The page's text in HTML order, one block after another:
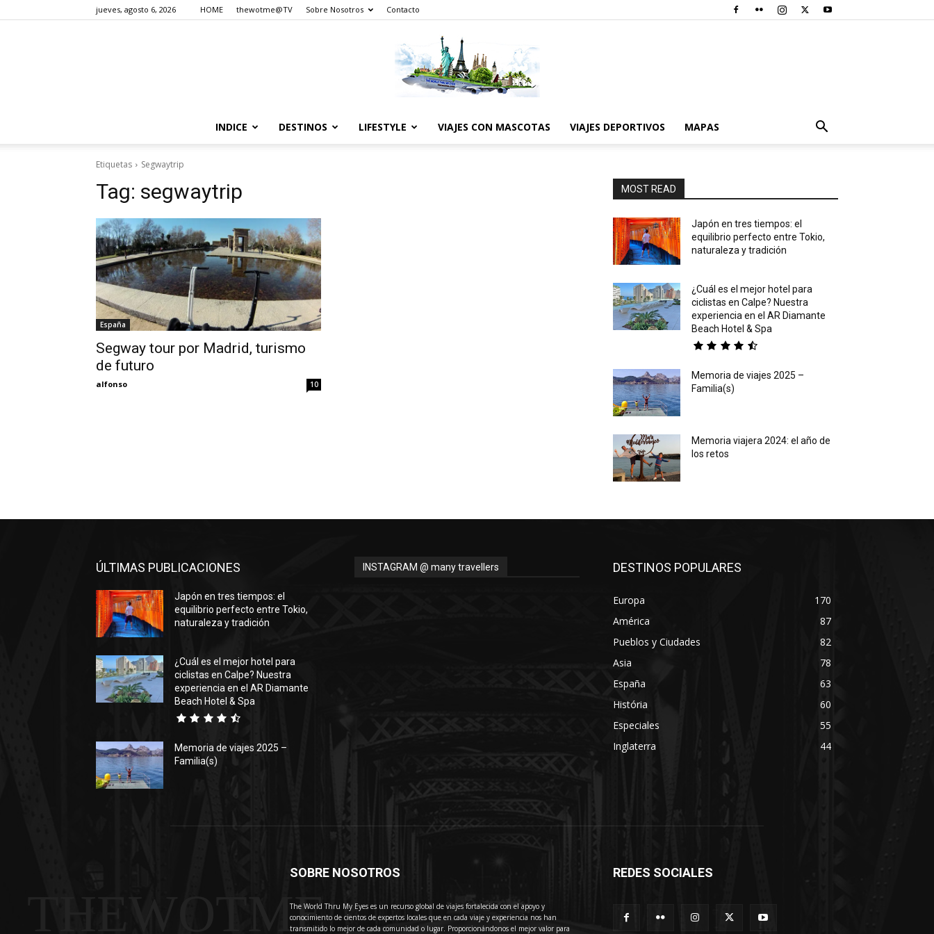
jueves, agosto 6, 2026 HOME thewotme@TV Sobre Nosotros Contacto
INDICE DESTINOS LIFESTYLE VIAJES CON MASCOTAS VIAJES DEPORTIVOS MAPAS
Etiquetas Segwaytrip
Tag: segwaytrip
España
Segway tour por Madrid, turismo
de futuro
alfonso 10
MOST READ
Japón en tres tiempos: el
equilibrio perfecto entre Tokio,
naturaleza y tradición
¿Cuál es el mejor hotel para
ciclistas en Calpe? Nuestra
experiencia en el AR Diamante
Beach Hotel & Spa
Memoria de viajes 2025 –
Familia(s)
Memoria viajera 2024: el año de
los retos
ÚLTIMAS PUBLICACIONES
Japón en tres tiempos: el
equilibrio perfecto entre Tokio,
naturaleza y tradición
¿Cuál es el mejor hotel para
ciclistas en Calpe? Nuestra
experiencia en el AR Diamante
Beach Hotel & Spa
Memoria de viajes 2025 –
Familia(s)
INSTAGRAM @ many travellers DESTINOS POPULARES
Europa
170
América
87
Pueblos y Ciudades
82
Asia
78
España
63
História
60
Especiales
55
Inglaterra
44
THEWOTME
SOBRE NOSOTROS
The World Thru My Eyes es un recurso global de viajes fortalecida con el apoyo y
conocimiento de cientos de expertos locales que en cada viaje y experiencia nos han
transmitido lo mejor de cada comunidad o lugar. Proporcionándonos el mejor valor para
REDES SOCIALES